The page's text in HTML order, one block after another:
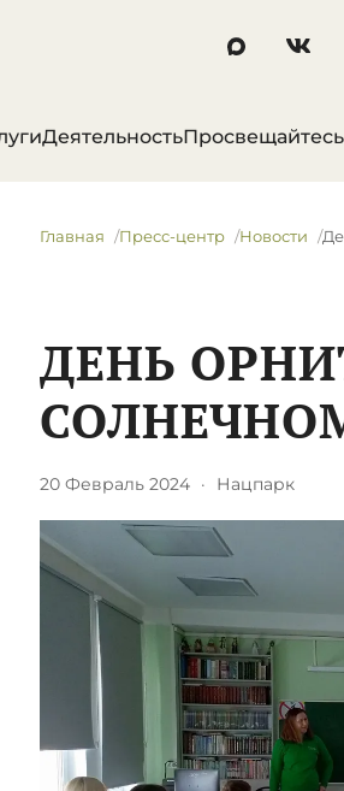
ДеятельностьПросвещайтесь
Главная Пресс-центр Новости
​ДЕНЬ
20 Февраль 2024 · Нацпарк